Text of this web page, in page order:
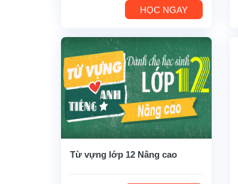
HỌC NGAY
Từ vựng lớp 12 Nâng cao